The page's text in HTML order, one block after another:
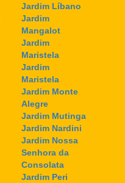
Jardim Líbano
Jardim
Mangalot
Jardim
Maristela
Jardim
Maristela
Jardim Monte
Alegre
Jardim Mutinga
Jardim Nardini
Jardim Nossa
Senhora da
Consolata
Jardim Peri